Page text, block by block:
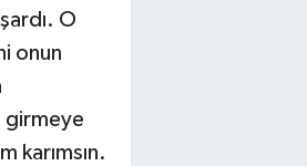
O
onun
girmeye
karımsın.